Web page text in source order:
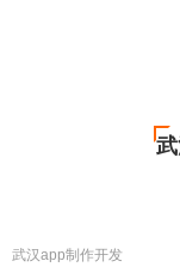
武汉app制作开发